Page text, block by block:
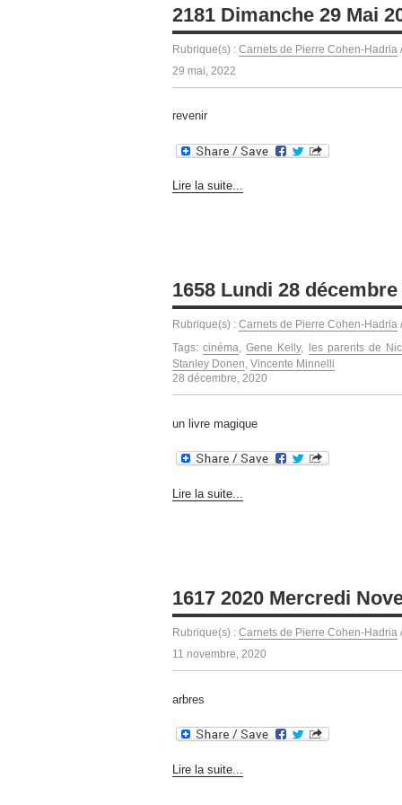
2181 Dimanche 29 Mai
Rubrique(s) : Carnets de Pierre Cohen-Hadria
29 mai, 2022
revenir
Lire la suite...
1658 Lundi 28 décembre
Rubrique(s) : Carnets de Pierre Cohen-Hadria
Tags:cinéma,Gene Kelly,
les parents de
Stanley Donen, Vincente Minnelli
28 décembre, 2020
un livre magique
Lire la suite...
1617 2020 Mercredi
Rubrique(s) : Carnets de Pierre Cohen-Hadria
11 novembre, 2020
arbres
Lire la suite...